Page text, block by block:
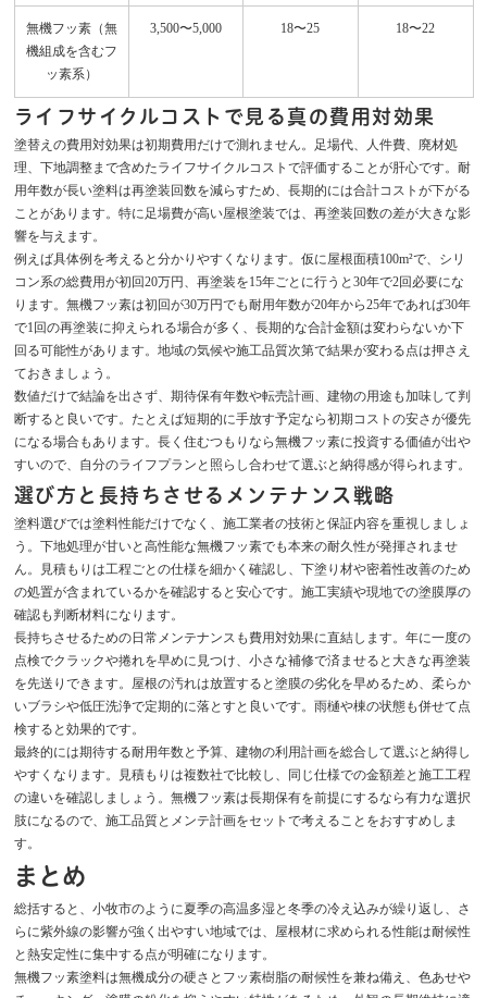
無機フッ素（無
機組成を含むフ
ッ素系）
3,500〜5,000 18〜25 18〜22
ライフサイクルコストで見る真の費用対効果
塗替えの費用対効果は初期費用だけで測れません。足場代、人件費、廃材処
理、下地調整まで含めたライフサイクルコストで評価することが肝心です。耐
用年数が長い塗料は再塗装回数を減らすため、長期的には合計コストが下がる
ことがあります。特に足場費が高い屋根塗装では、再塗装回数の差が大きな影
響を与えます。
例えば具体例を考えると分かりやすくなります。仮に屋根面積100m²で、シリ
コン系の総費用が初回20万円、再塗装を15年ごとに行うと30年で2回必要にな
ります。無機フッ素は初回が30万円でも耐用年数が20年から25年であれば30年
で1回の再塗装に抑えられる場合が多く、長期的な合計金額は変わらないか下
回る可能性があります。地域の気候や施工品質次第で結果が変わる点は押さえ
ておきましょう。
数値だけで結論を出さず、期待保有年数や転売計画、建物の用途も加味して判
断すると良いです。たとえば短期的に手放す予定なら初期コストの安さが優先
になる場合もあります。長く住むつもりなら無機フッ素に投資する価値が出や
すいので、自分のライフプランと照らし合わせて選ぶと納得感が得られます。
選び方と長持ちさせるメンテナンス戦略
塗料選びでは塗料性能だけでなく、施工業者の技術と保証内容を重視しましょ
う。下地処理が甘いと高性能な無機フッ素でも本来の耐久性が発揮されませ
ん。見積もりは工程ごとの仕様を細かく確認し、下塗り材や密着性改善のため
の処置が含まれているかを確認すると安心です。施工実績や現地での塗膜厚の
確認も判断材料になります。
長持ちさせるための日常メンテナンスも費用対効果に直結します。年に一度の
点検でクラックや捲れを早めに見つけ、小さな補修で済ませると大きな再塗装
を先送りできます。屋根の汚れは放置すると塗膜の劣化を早めるため、柔らか
いブラシや低圧洗浄で定期的に落とすと良いです。雨樋や棟の状態も併せて点
検すると効果的です。
最終的には期待する耐用年数と予算、建物の利用計画を総合して選ぶと納得し
やすくなります。見積もりは複数社で比較し、同じ仕様での金額差と施工工程
の違いを確認しましょう。無機フッ素は長期保有を前提にするなら有力な選択
肢になるので、施工品質とメンテ計画をセットで考えることをおすすめしま
す。
まとめ
総括すると、小牧市のように夏季の高温多湿と冬季の冷え込みが繰り返し、さ
らに紫外線の影響が強く出やすい地域では、屋根材に求められる性能は耐候性
と熱安定性に集中する点が明確になります。
無機フッ素塗料は無機成分の硬さとフッ素樹脂の耐候性を兼ね備え、色あせや